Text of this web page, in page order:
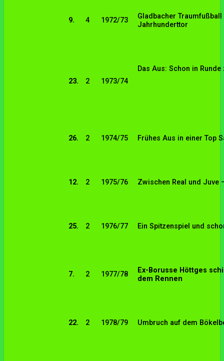
9. 4 1972/73
Gladbacher
Jahrhunderttor
23. 2 1973/74
Das Aus: Schon in Runde
26. 2 1974/75 Frühes Aus in einer Top
12. 2 1975/76 Zwischen Real und Juve
25. 2 1976/77 Ein Spitzenspiel und
7. 2 1977/78
Ex-Borusse Höttges
dem Rennen
22. 2 1978/79 Umbruch auf dem